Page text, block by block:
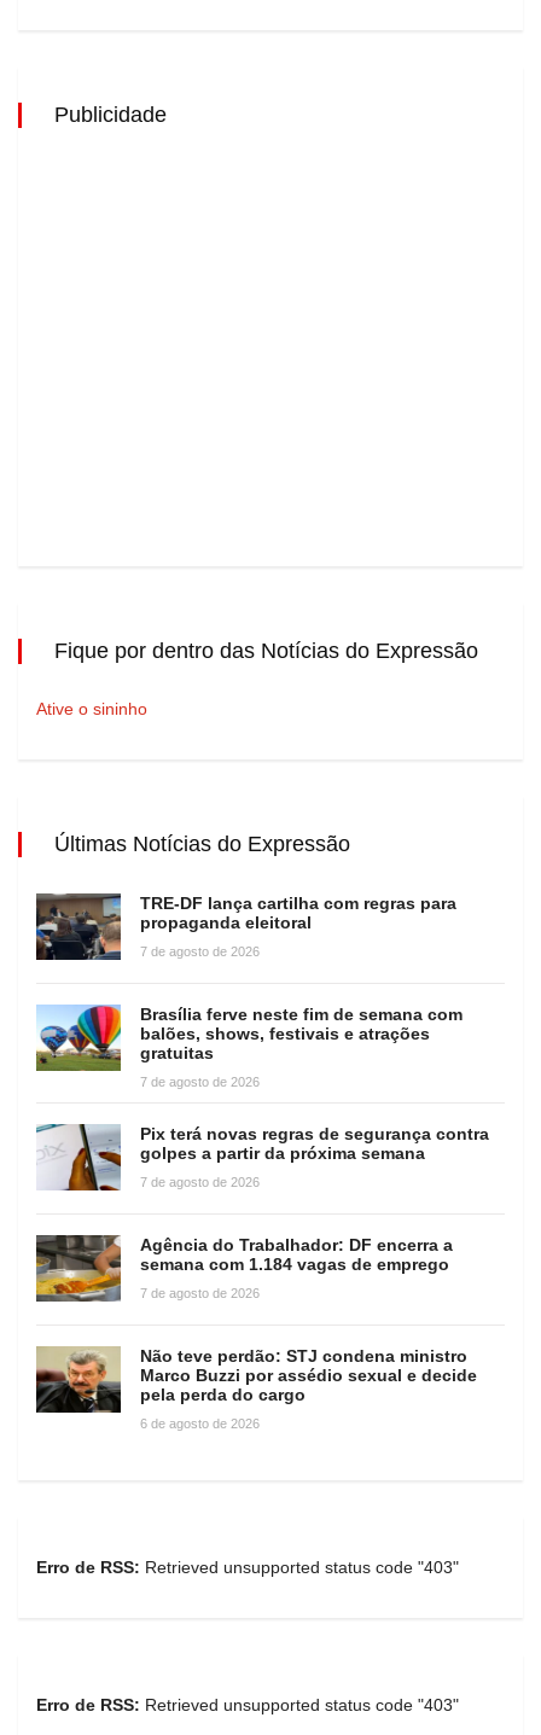
Publicidade
Fique por dentro das Notícias do Expressão
Ative o sininho
Últimas Notícias do Expressão
TRE-DF lança cartilha com regras para
propaganda eleitoral
7 de agosto de 2026
Brasília ferve neste fim de semana com
balões, shows, festivais e atrações
gratuitas
7 de agosto de 2026
Pix terá novas regras de segurança contra
golpes a partir da próxima semana
7 de agosto de 2026
Agência do Trabalhador: DF encerra a
semana com 1.184 vagas de emprego
7 de agosto de 2026
Não teve perdão: STJ condena ministro
Marco Buzzi por assédio sexual e decide
pela perda do cargo
6 de agosto de 2026
Erro de RSS: Retrieved unsupported status code "403"
Erro de RSS: Retrieved unsupported status code "403"